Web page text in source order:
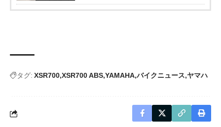
タグ: XSR700 XSR700 ABS YAMAHA バイクニュース ヤマハ